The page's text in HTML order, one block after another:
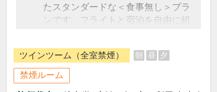
たスタンダードな＜食事無し＞プラ
ンです。フライトと宿泊を自由に組
ージだから、一都市滞在はもちろん
周遊旅行にも最適！
旅行期間中の1泊だけの宿泊や延
泊・飛び泊なども自由自在です。
ツインツーム（全室禁煙） 朝 昼 夕
禁煙ルーム